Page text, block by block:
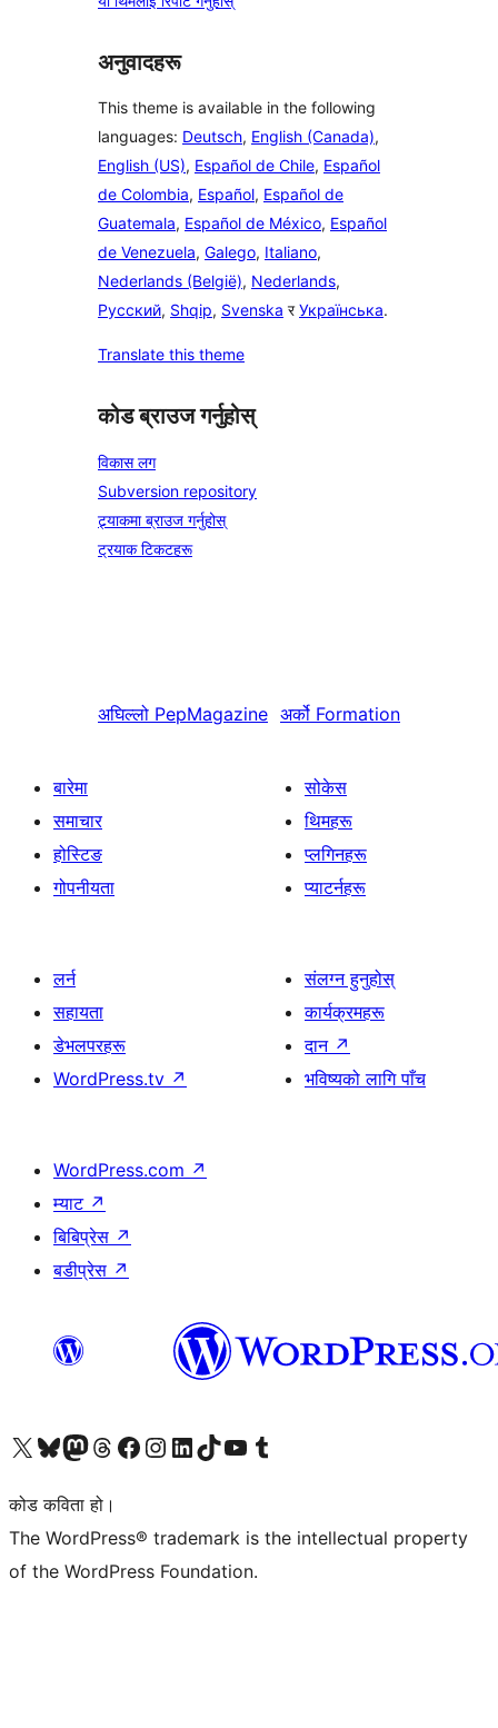
अनुवादहरू
This theme is available in the following
languages: Deutsch, English (Canada),
English (US), Español de Chile, Español
de Colombia, Español, Español de
Guatemala, Español de México, Español
de Venezuela, Galego, Italiano,
Nederlands (België), Nederlands,
Русский, Shqip, Svenska रУкраїнська.
Translate this theme
कोड ब्राउज गर्नुहोस्
विकास लग
Subversion repository
ट्र्याकमा ब्राउज गर्नुहोस्
ट्रयाक टिकटहरू
अघिल्लो PepMagazine अर्को Formation
बारेमा
समाचार
होस्टिङ
गोपनीयता
सोकेस
थिमहरू
प्लगिनहरू
प्याटर्नहरू
लर्न
सहायता
डेभलपरहरू
WordPress.tv ↗
संलग्न हुनुहोस्
कार्यक्रमहरू
दान ↗
भविष्यको लागि पाँच
WordPress.com ↗
म्याट ↗
बिबिप्रेस ↗
बडीप्रेस ↗
हाम्रो X (पहिले ट्विटर) खातामा जानुहोस्
हाम्रो Bluesky खाता भ्रमण गर्नुहोस्
हाम्रो म्यास्टोडन खाता भ्रमण गर्नुहोस्
हाम्रो थ्रेड्स खातामा जानुहोस्
हाम्रो फेसबुक पेजमा जानुहोस्
हाम्रो इन्स्टाग्राम खातामा जानुहोस्
हाम्रो लिङ्क्डइन खातामा जानुहोस्
हाम्रो TikTok खाता भ्रमण गर्नुहोस्
हाम्रो युट्युब च्यानलमा जानुहोस्
हाम्रो टम्बलर खाता भ्रमण गर्नुहोस्
कोड कविता हो।
The WordPress® trademark is the intellectual property
of the WordPress Foundation.